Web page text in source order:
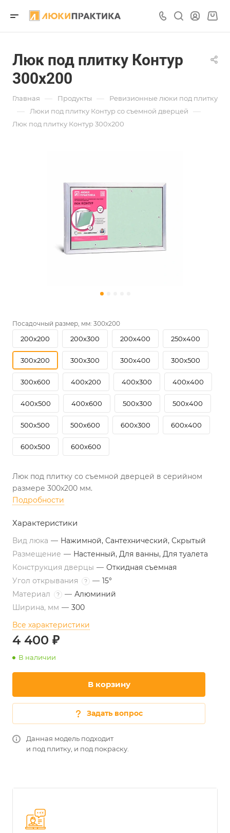
Люк под плитку Контур
300х200
Главная — Продукты — Ревизионные люки под плитку
— Люки под плитку Контур со съемной дверцей —
Люк под плитку Контур 300х200
Посадочный размер, мм: 300х200
200х200 200х300 200х400 250х400
300х200 300х300 300х400 300х500
300х600 400х200 400х300 400х400
400х500 400х600 500х300 500х400
500х500 500х600 600х300 600х400
600х500 600х600
Люк под плитку со съемной дверцей в серийном
размере 300х200 мм.
Подробности
Характеристики
Вид люка — Нажимной, Сантехнический, Скрытый
Размещение — Настенный, Для ванны, Для туалета
Конструкция дверцы — Откидная съемная
Угол открывания
? — 15°
Материал
? — Алюминий
Ширина, мм — 300
Все характеристики
4 400 ₽
В наличии
В корзину
Задать вопрос
Данная модель подходит
и под плитку, и под покраску.